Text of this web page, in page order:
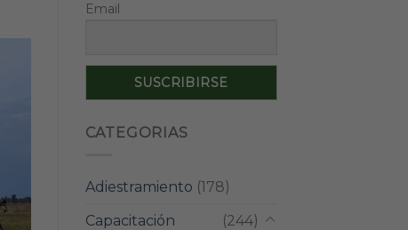
Email
CATEGORIAS
Adiestramiento (178)
Capacitación
(244)